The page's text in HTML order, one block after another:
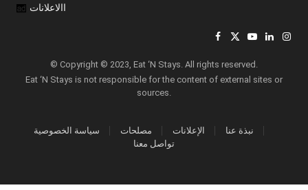
االاعلانات
Facebook
X
YouTube
LinkedIn
© Copyright © 2023, Eat ‘N Stays. All rights reserved.
Eat ‘N Stays is not responsible for the content of external sites or
sources.
سياسة الخصوصية مصلحات الإعلانات
نبذة عنا
تواصل معنا